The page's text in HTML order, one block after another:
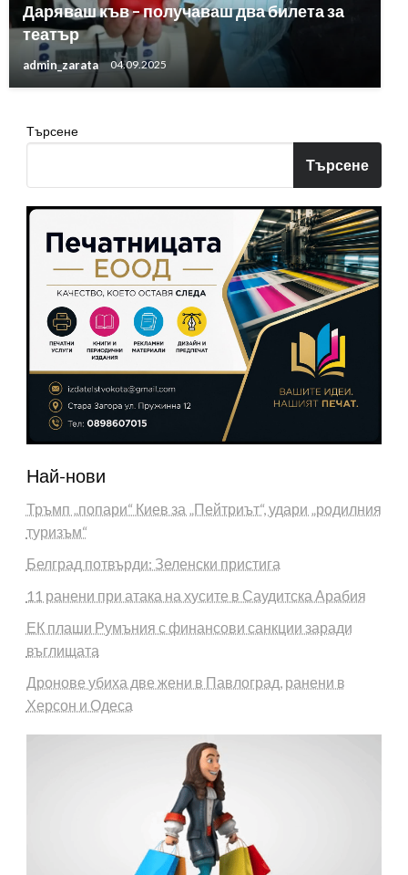
Даряваш къв – получаваш два билета за
театър
admin_zarata 04.09.2025
Търсене
Търсене
Най-нови
Тръмп „попари“ Киев за „Пейтриът“, удари „родилния
туризъм“
Белград потвърди: Зеленски пристига
11 ранени при атака на хусите в Саудитска Арабия
ЕК плаши Румъния с финансови санкции заради
въглищата
Дронове убиха две жени в Павлоград, ранени в
Херсон и Одеса